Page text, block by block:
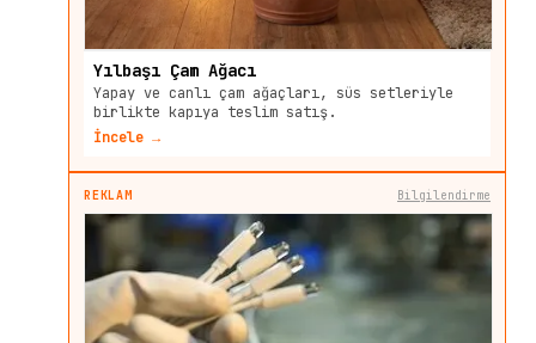
Yılbaşı Çam Ağacı
Yapay ve canlı çam ağaçları, süs setleriyle
birlikte kapıya teslim satış.
İncele →
REKLAM Bilgilendirme